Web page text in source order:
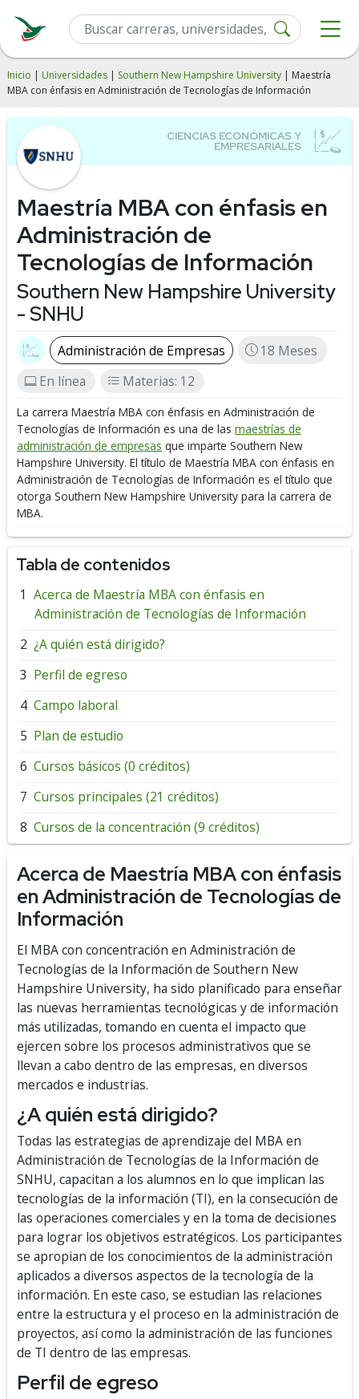
Inicio | Universidades | Southern New Hampshire University | Maestría
MBA con énfasis en Administración de Tecnologías de Información
Maestría MBA con énfasis en
Administración de
Tecnologías de Información
Southern New Hampshire University
- SNHU
Administración de Empresas
18 Meses
En línea
Materias: 12
La carrera Maestría MBA con énfasis en Administración de
Tecnologías de Información es una de las maestrías de
administración de empresas que imparte Southern New
Hampshire University. El título de Maestría MBA con énfasis en
Administración de Tecnologías de Información es el título que
otorga Southern New Hampshire University para la carrera de
MBA.
Tabla de contenidos
Acerca de Maestría MBA con énfasis en
Administración de Tecnologías de Información
¿A quién está dirigido?
Perfil de egreso
Campo laboral
Plan de estudio
Cursos básicos (0 créditos)
Cursos principales (21 créditos)
Cursos de la concentración (9 créditos)
Acerca de Maestría MBA con énfasis
en Administración de Tecnologías de
Información
El MBA con concentración en Administración de
Tecnologías de la Información de Southern New
Hampshire University, ha sido planificado para enseñar
las nuevas herramientas tecnológicas y de información
más utilizadas, tomando en cuenta el impacto que
ejercen sobre los procesos administrativos que se
llevan a cabo dentro de las empresas, en diversos
mercados e industrias.
¿A quién está dirigido?
Todas las estrategias de aprendizaje del MBA en
Administración de Tecnologías de la Información de
SNHU, capacitan a los alumnos en lo que implican las
tecnologías de la información (TI), en la consecución de
las operaciones comerciales y en la toma de decisiones
para lograr los objetivos estratégicos. Los participantes
se apropian de los conocimientos de la administración
aplicados a diversos aspectos de la tecnología de la
información. En este caso, se estudian las relaciones
entre la estructura y el proceso en la administración de
proyectos, así como la administración de las funciones
de TI dentro de las empresas.
Perfil de egreso